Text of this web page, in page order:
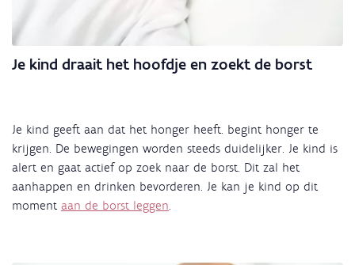
Je kind draait het hoofdje en zoekt de borst
Je kind geeft aan dat het honger heeft. begint honger te
krijgen. De bewegingen worden steeds duidelijker. Je kind is
alert en gaat actief op zoek naar de borst. Dit zal het
aanhappen en drinken bevorderen. Je kan je kind op dit
moment aan de borst leggen